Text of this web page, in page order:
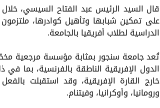
قال السيد الرئيس عبد الفتاح السيسي، خلال
على تمكين شبابها وتأهيل كوادرها،
الدراسية لطلاب أفريقيا بالجامعة.
تُعد جامعة سنجور بمثابة مؤسسة مرجعية
الدول الإفريقية الناطقة بالفرنسية، بما
خارج القارة الإفريقية، وقد استقبلت بالفعل
ورومانيا، وأوكرانيا، وفيتنام.